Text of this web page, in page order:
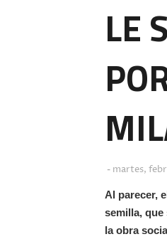
LE
martes,
Al parecer,
semilla, que
la obra